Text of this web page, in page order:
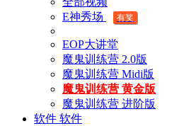
E神秀场
有奖
EOP大讲堂
魔鬼训练营 2.0版
魔鬼训练营 Midi版
魔鬼训练营 黄金版
魔鬼训练营 进阶版
软件 软件